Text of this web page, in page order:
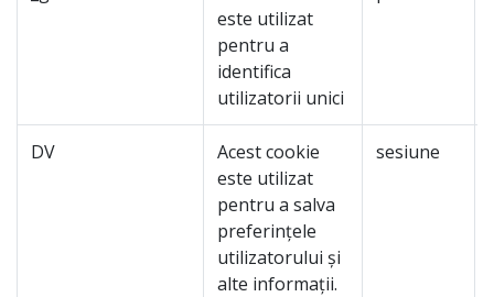
este utilizat
pentru a
identifica
utilizatorii unici
DV
Acest cookie
este utilizat
pentru a salva
preferințele
utilizatorului și
alte informații.
sesiune